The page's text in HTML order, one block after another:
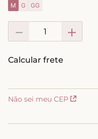
M G GG
＋
－
Não sei meu CEP
biquini
10º calcinha